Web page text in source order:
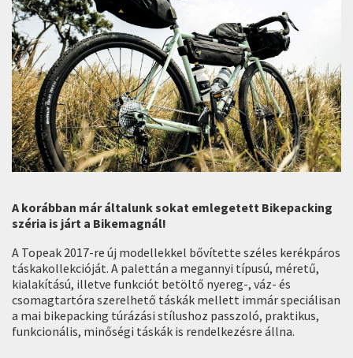
A korábban már általunk sokat emlegetett Bikepacking
széria is járt a Bikemagnál!
A Topeak 2017-re új modellekkel bővítette széles kerékpáros
táskakollekcióját. A palettán a megannyi típusú, méretű,
kialakítású, illetve funkciót betöltő nyereg-, váz- és
csomagtartóra szerelhető táskák mellett immár speciálisan
a mai bikepacking túrázási stílushoz passzoló, praktikus,
funkcionális, minőségi táskák is rendelkezésre állna.